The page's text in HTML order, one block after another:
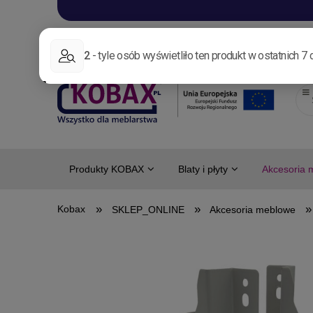
Aktualności
Produkty KOBAX Blaty i płyty Akcesoria
» SKLEP_ONLINE » Akcesoria meblowe »